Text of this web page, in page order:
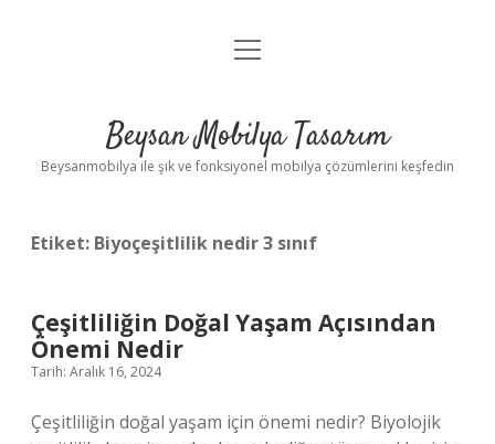
Anasayfa
Yasal Uyarı
menüyü
Beysan Mobilya Tasarım
Beysanmobilya ile şık ve fonksiyonel mobilya çözümlerini keşfedin
Etiket: Biyoçeşitlilik nedir 3 sınıf
Çeşitliliğin Doğal Yaşam Açısından
Önemi Nedir
Tarih: Aralık 16, 2024
Çeşitliliğin doğal yaşam için önemi nedir? Biyolojik